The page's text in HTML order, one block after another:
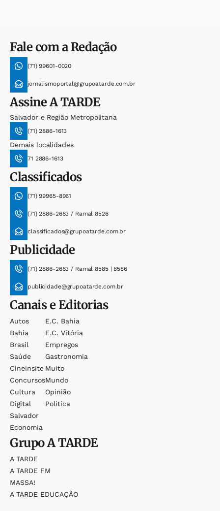
Fale com a Redação
(71) 99601-0020
jornalismoportal@grupoatarde.com.br
AssineA TARDE
Salvador e Região Metropolitana
(71) 2886-1613
Demais localidades
71 2886-1613
Classificados
(71) 99965-8961
(71) 2886-2683 / Ramal 8526
classificados@grupoatarde.com.br
Publicidade
(71) 2886-2683 / Ramal 8585 | 8586
publicidade@grupoatarde.com.br
Canais e Editorias
Autos
Bahia
Brasil
Saúde
Cineinsite
Concursos
Cultura
Digital
Salvador
Economia
E.c. Bahia
E.c. Vitória
Empregos
Gastronomia
Muito
Mundo
Opinião
Política
GrupoA TARDE
A TARDE
A TARDE FM
MASSA!
A TARDE EDUCAÇÃO